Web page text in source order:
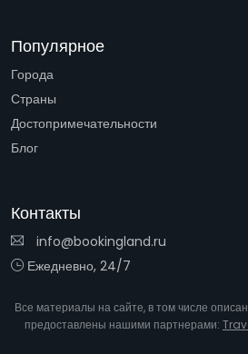
Популярное
Города
Страны
Достопримечательности
Блог
Контакты
info@bookingland.ru
Ежедневно, 24/7
Все материалы на сайте, в том числе
предоставлены нашими партнерами: